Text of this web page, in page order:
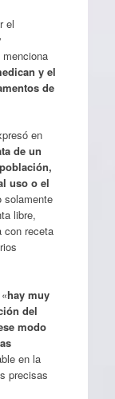
el
y el
de
en
de un
uso o el
solamente
libre,
con receta
hay muy
del
modo
en la
precisas